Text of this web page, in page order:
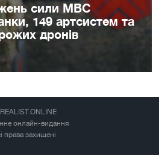
сили МВС
149 артсистем та
дронів
онлайн-видання
права захищені